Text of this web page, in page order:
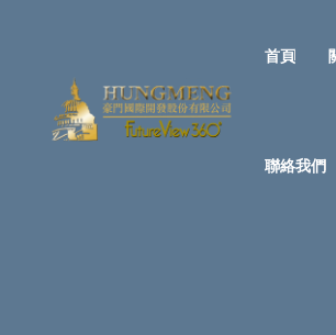
首頁
聯絡我們